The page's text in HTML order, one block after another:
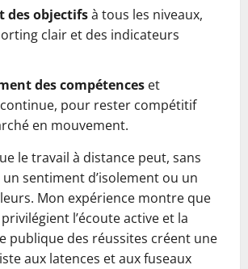
des objectifsà tous les niveaux,
clair et des indicateurs
des compétences et
pour rester compétitif
en mouvement.
le travail à distance peut, sans
sentiment d’isolement ou un
Mon expérience montre que
l’écoute active et la
publique des réussites créent une
aux latences et aux fuseaux